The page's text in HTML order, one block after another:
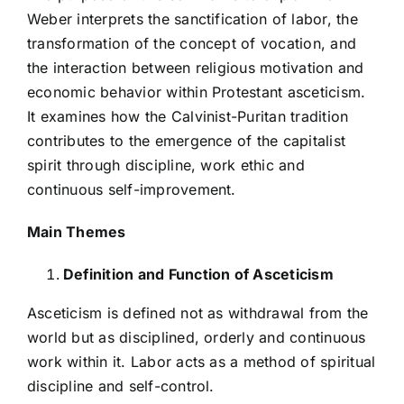
Weber interprets the sanctification of labor, the
transformation of the concept of vocation, and
the interaction between religious motivation and
economic behavior within Protestant asceticism.
It examines how the Calvinist-Puritan tradition
contributes to the emergence of the capitalist
spirit through discipline, work ethic and
continuous self-improvement.
Main Themes
Definition and Function of Asceticism
Asceticism is defined not as withdrawal from the
world but as disciplined, orderly and continuous
work within it. Labor acts as a method of spiritual
discipline and self-control.